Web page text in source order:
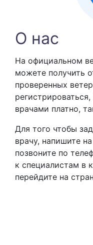
позвоночника
корме собака
начался
кормили
проблем не
этот корм.
через какое
кормления
вернуться на
О нас
На официальном
можете получить
проверенных
врачами платно,
Для того чтобы
врачу, напишите
позвоните по
к специалистам в
перейдите на